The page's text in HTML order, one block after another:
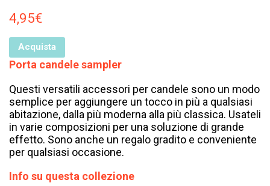
4,95€
Acquista
Porta candele sampler
Questi versatili accessori per candele sono un modo
semplice per aggiungere un tocco in più a qualsiasi
abitazione, dalla più moderna alla più classica. Usateli
in varie composizioni per una soluzione di grande
effetto. Sono anche un regalo gradito e conveniente
per qualsiasi occasione.
Info su questa collezione